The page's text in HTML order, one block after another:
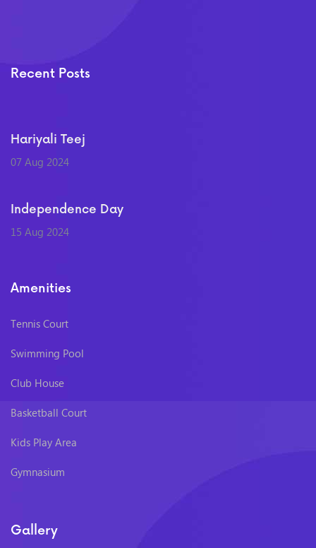
Recent Posts
Hariyali Teej
07 Aug 2024
Independence Day
15 Aug 2024
Amenities
Tennis Court
Swimming Pool
Club House
Basketball Court
Kids Play Area
Gymnasium
Gallery